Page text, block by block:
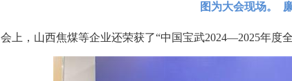
图为大会现场。
会上，山西焦煤等企业还荣获了“中国宝武2024—2025年度